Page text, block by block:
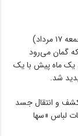
به گزارش روا 24 به نقل از فارس، صبح روز گذشته (جمعه ۱۷ مرداد)
گمان می‌رود
۲۷ ساله که حدود یک ماه پیش با یک
شد.
کشف و انتقال جسد
لباس «سها